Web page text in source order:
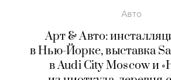
Авто
Арт & Авто:
в Нью-Йорке, выставка
в Audi City Moscow и